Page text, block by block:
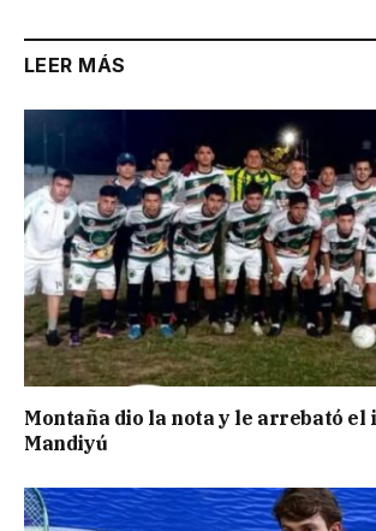
LEER MÁS
Montaña dio la nota y le arrebató el
Mandiyú